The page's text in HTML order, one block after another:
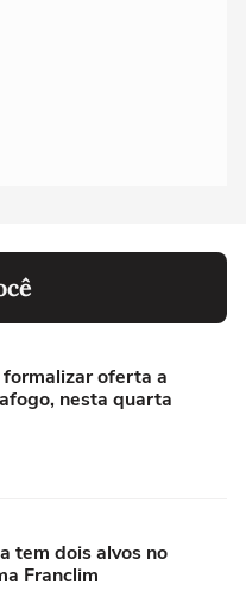
oferta a
nesta quarta
tem dois alvos no
Franclim